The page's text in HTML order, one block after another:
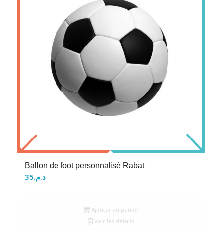
Ballon de foot personnalisé Rabat
د.م.35
Ajouter au panier
Voir les détails